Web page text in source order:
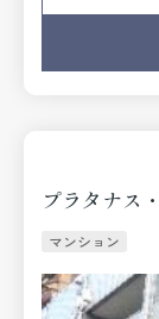
プラタナス
マンション